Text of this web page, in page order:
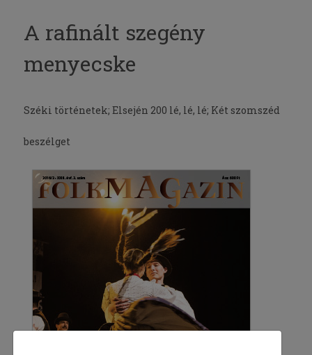
A rafinált szegény
menyecske
Széki történetek; Elsején 200 lé, lé, lé; Két szomszéd
beszélget